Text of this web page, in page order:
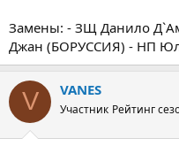
Замены: - ЗЩ Данило
Джан (БОРУССИЯ) - НП
V VANES
Участник Рейтинг